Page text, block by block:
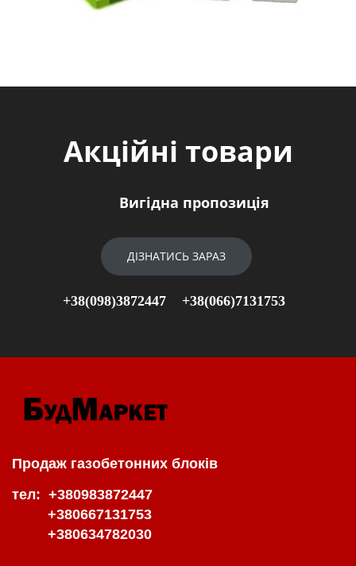
Акційні товари
Вигідна пропозиція
ДІЗНАТИСЬ ЗАРАЗ
+38(098)3872447 +38(066)7131753
Продаж газобетонних блоків
тел: +380983872447
+380667131753
+380634782030